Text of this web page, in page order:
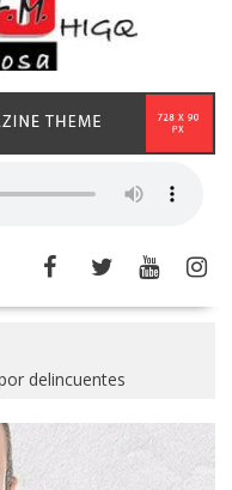
delincuentes